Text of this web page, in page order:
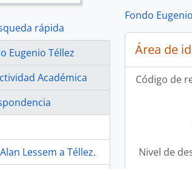
rápida
Eugenio Téllez
Académica
Lessem a Téllez.
Fondo
Área de
Código de
Nivel de